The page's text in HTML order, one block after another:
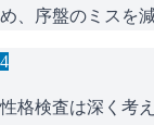
め、序盤のミスを
4
性格検査は深く考